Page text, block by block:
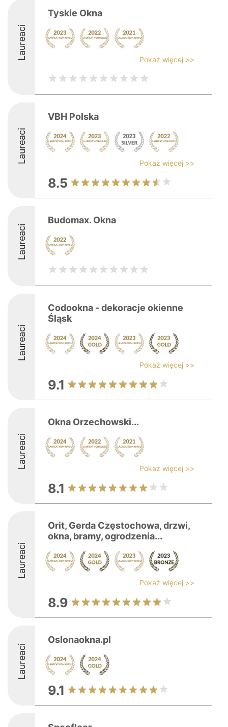
Laureaci
Tyskie Okna
Pokaż więcej >>
Laureaci
VBH Polska
Pokaż więcej >>
8.5
Laureaci
Budomax. Okna
Laureaci
Codookna - dekoracje okienne
Śląsk
Pokaż więcej >>
9.1
Laureaci
Okna Orzechowski...
Pokaż więcej >>
8.1
Laureaci
Orit, Gerda Częstochowa, drzwi,
okna, bramy, ogrodzenia...
Pokaż więcej >>
8.9
Laureaci
Oslonaokna.pl
9.1